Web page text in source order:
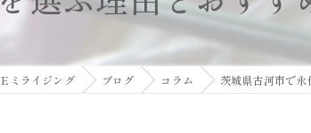
ミライジング ブログ コラム 茨城県古河市で